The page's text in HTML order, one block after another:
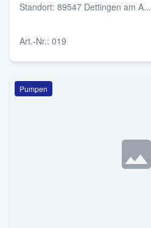
Standort: 89547 Dettingen am A...
Art.-Nr.: 019
Pumpen